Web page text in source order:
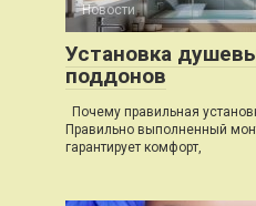
Новости
Установка
поддонов
Почему правильная
Правильно выполненный
гарантирует комфорт,